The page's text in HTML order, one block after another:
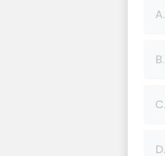
A.
B.
C.
D.